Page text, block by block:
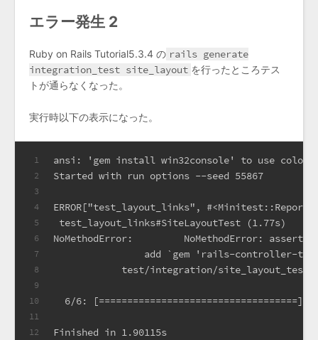
エラー発生 2
Ruby on Rails Tutorial5.3.4 の rails generate
integration_test site_layout を行ったところテス
トが通らなくなった。
実行時以下の表示になった。
1
2
3
4
5
6
7
8
9
10
11
12
ansi: 'gem install win32console' to use color
Started with run options --seed 55867
ERROR["test_layout_links",
test_layout_links#SiteLayoutTest (1.77s)
NoMethodError:         NoMethodError:
add `gem 'rails-controller-
test/integration/
6/6: [===================================]
Finished in 1.90115s